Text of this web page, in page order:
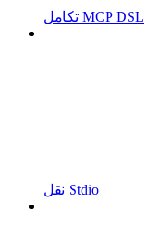
تكامل MCP DSL
نقل Stdio